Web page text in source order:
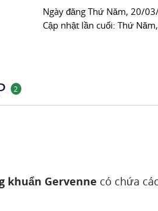
Mã sản phẩm
nn1528
Ngày đăng Thứ Năm, 20/
Cập nhật lần cuối: Thứ
2
khuẩn Gervenne có chứa